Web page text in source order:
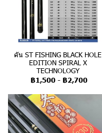
คัน ST FISHING BLACK HOLE
EDITION SPIRAL X
TECHNOLOGY
฿1,500 - ฿2,700